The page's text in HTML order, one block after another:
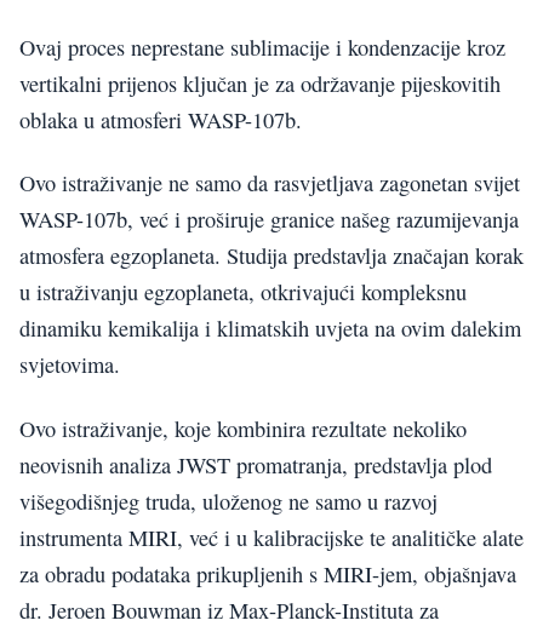
Ovaj proces neprestane sublimacije i kondenzacije kroz
vertikalni prijenos ključan je za održavanje pijeskovitih
oblaka u atmosferi WASP-107b.
Ovo istraživanje ne samo da rasvjetljava zagonetan svijet
WASP-107b, već i proširuje granice našeg razumijevanja
atmosfera egzoplaneta. Studija predstavlja značajan korak
u istraživanju egzoplaneta, otkrivajući kompleksnu
dinamiku kemikalija i klimatskih uvjeta na ovim dalekim
svjetovima.
Ovo istraživanje, koje kombinira rezultate nekoliko
neovisnih analiza JWST promatranja, predstavlja plod
višegodišnjeg truda, uloženog ne samo u razvoj
instrumenta MIRI, već i u kalibracijske te analitičke alate
za obradu podataka prikupljenih s MIRI-jem, objašnjava
dr. Jeroen Bouwman iz Max-Planck-Instituta za